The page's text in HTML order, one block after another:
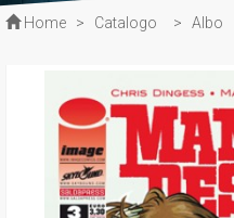
Home > Catalogo > Albo